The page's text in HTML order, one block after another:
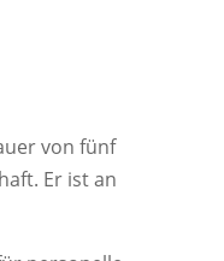
von fünf
Er ist an